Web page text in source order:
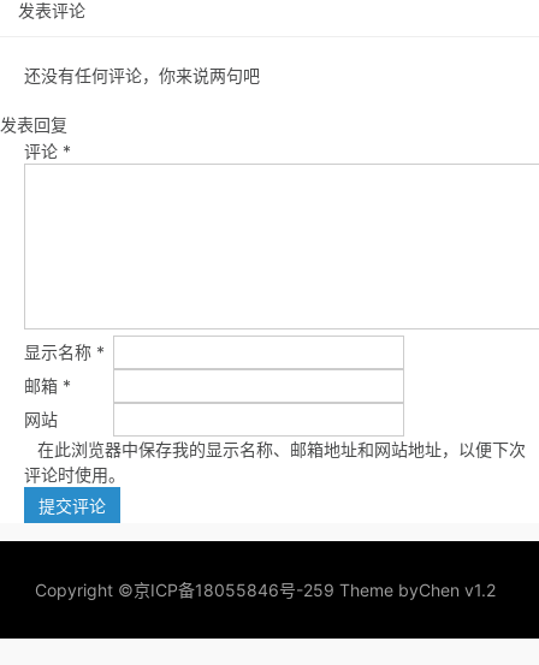
发表评论
还没有任何评论，你来说两句吧
发表回复
评论 *
显示名称 *
邮箱 *
网站
在此浏览器中保存我的显示名称、邮箱地址和网站地址，以便下次
评论时使用。
Copyright ©京ICP备18055846号-259 Theme byChen v1.2